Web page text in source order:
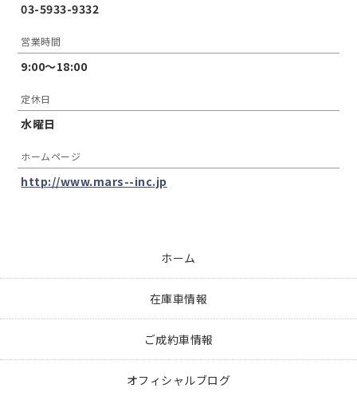
03-5933-9332
営業時間
9:00～18:00
定休日
水曜日
ホームページ
http://www.mars--inc.jp
ホーム
在庫車情報
ご成約車情報
オフィシャルブログ